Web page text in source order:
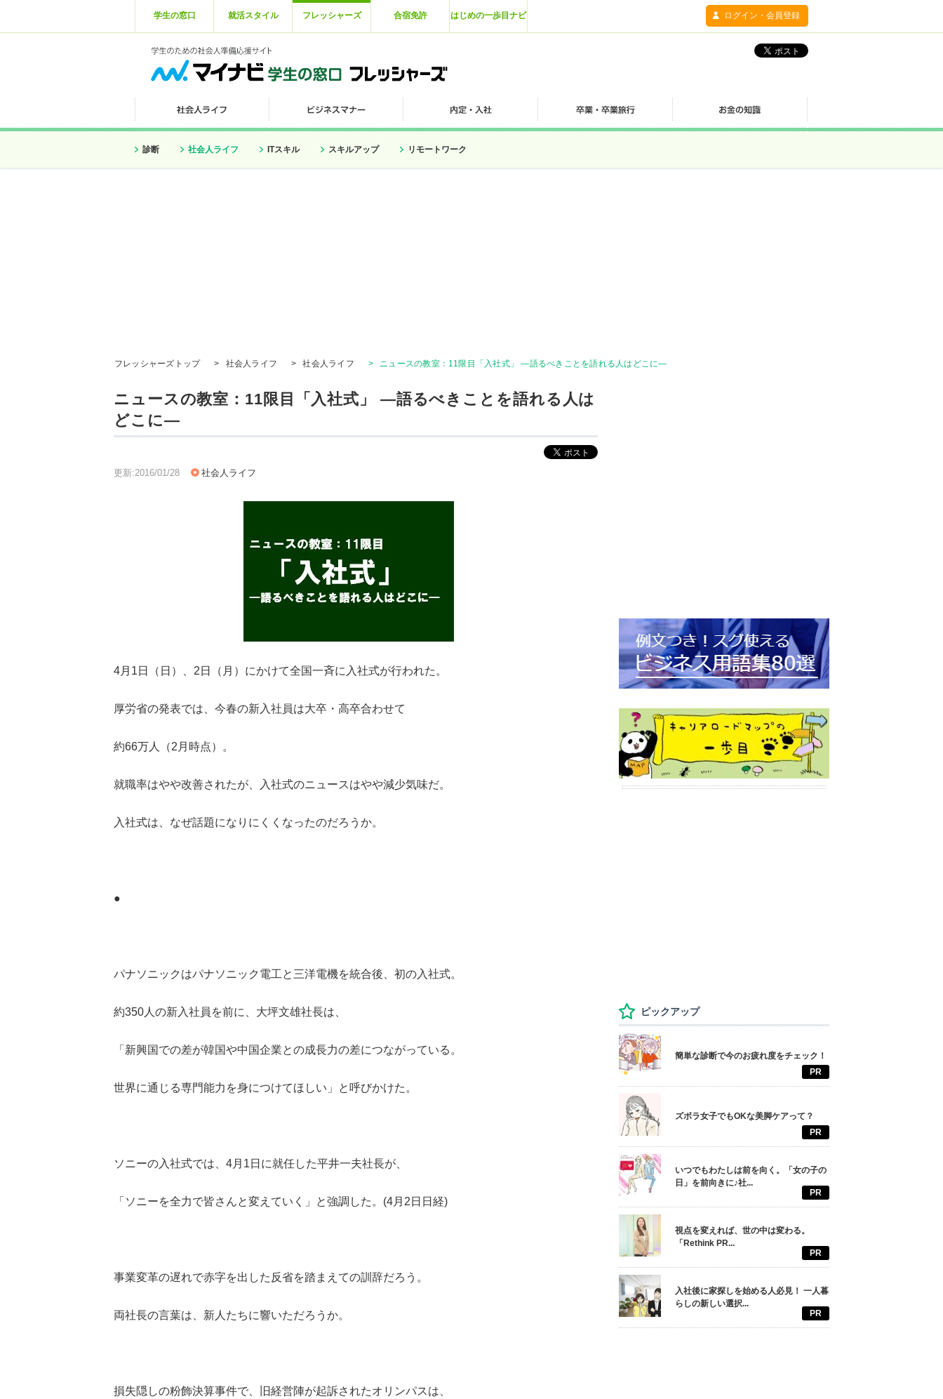
学生の窓口 就活スタイル フレッシャーズ 合宿免許 はじめの一歩目ナビ ログイン・会員登録
診断 社会人ライフ ITスキル スキルアップ リモートワーク
フレッシャーズトップ > 社会人ライフ > 社会人ライフ > ニュースの教室：11限目「入社式」 ―語るべきことを語れる人はどこに―
ニュースの教室：11限目「入社式」 ―語るべきことを語れる人は
どこに―
更新:2016/01/28 社会人ライフ
4月1日（日）、2日（月）にかけて全国一斉に入社式が行われた。
厚労省の発表では、今春の新入社員は大卒・高卒合わせて
約66万人（2月時点）。
就職率はやや改善されたが、入社式のニュースはやや減少気味だ。
入社式は、なぜ話題になりにくくなったのだろうか。
●
パナソニックはパナソニック電工と三洋電機を統合後、初の入社式。
約350人の新入社員を前に、大坪文雄社長は、
「新興国での差が韓国や中国企業との成長力の差につながっている。
世界に通じる専門能力を身につけてほしい」と呼びかけた。
ソニーの入社式では、4月1日に就任した平井一夫社長が、
「ソニーを全力で皆さんと変えていく」と強調した。(4月2日日経)
事業変革の遅れで赤字を出した反省を踏まえての訓辞だろう。
両社長の言葉は、新人たちに響いただろうか。
損失隠しの粉飾決算事件で、旧経営陣が起訴されたオリンパスは、
ピックアップ
簡単な診断で今のお疲れ度をチェック！
PR
ズボラ女子でもOKな美脚ケアって？
PR
いつでもわたしは前を向く。「女の子の
日」を前向きに♪社...
PR
視点を変えれば、世の中は変わる。
「Rethink PR...
PR
入社後に家探しを始める人必見！ 一人暮
らしの新しい選択...
PR